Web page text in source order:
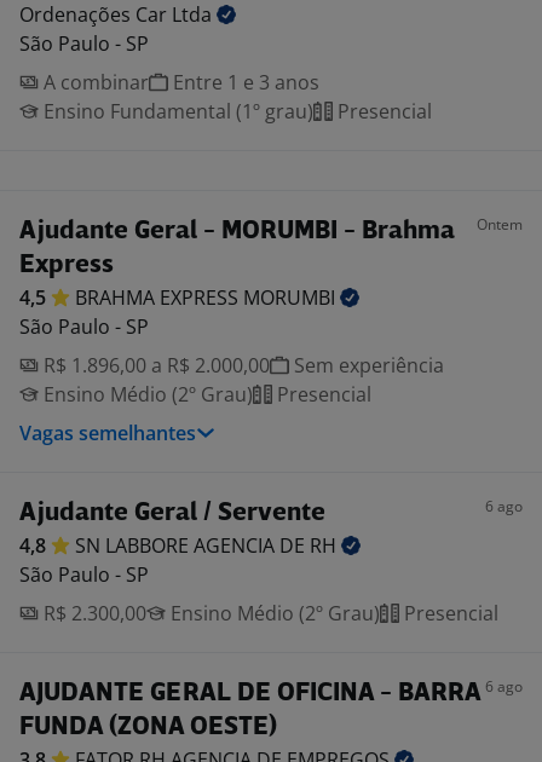
Ordenações Car Ltda
São Paulo - SP
A combinar
Entre 1 e 3 anos
Ensino Fundamental (1º grau)
Presencial
Ajudante Geral - MORUMBI - Brahma
Express
Ontem
4,5 BRAHMA EXPRESS MORUMBI
São Paulo - SP
R$ 1.896,00 a R$ 2.000,00
Sem experiência
Ensino Médio (2º Grau)
Presencial
Vagas semelhantes
Ajudante Geral / Servente 6 ago
4,8 SN LABBORE AGENCIA DE RH
São Paulo - SP
R$ 2.300,00
Ensino Médio (2º Grau) Presencial
AJUDANTE GERAL DE OFICINA - BARRA
FUNDA (ZONA OESTE)
6 ago